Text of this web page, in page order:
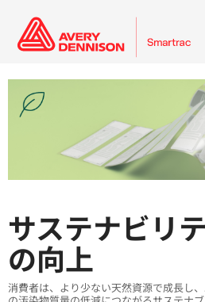
サステナビリ
の向上
消費者は、より少ない天然資源で成長し